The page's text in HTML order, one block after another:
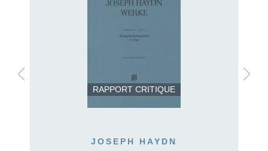
RAPPORT CRITIQUE
JOSEPH HAYDN